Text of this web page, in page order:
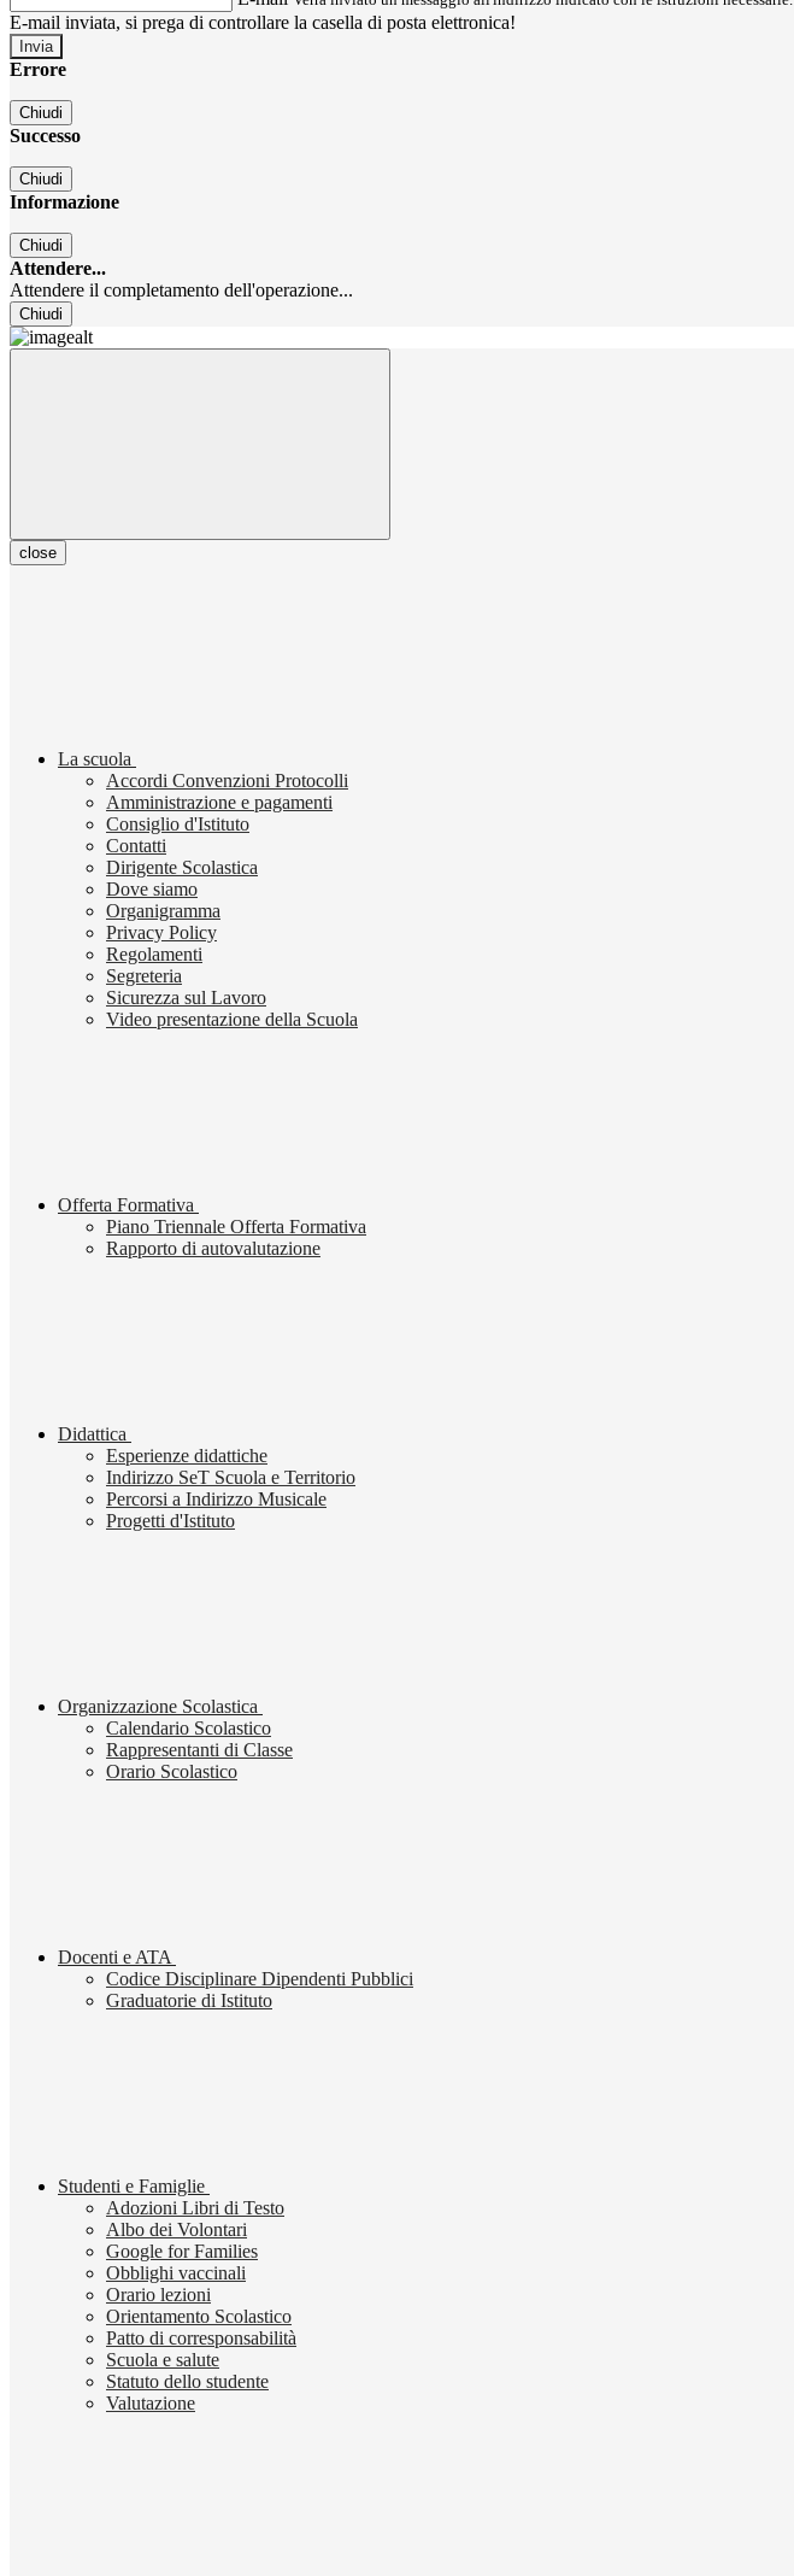
E-mail inviata, si prega di controllare la casella di posta elettronica!
Errore
Chiudi
Successo
Chiudi
Informazione
Chiudi
Attendere...
Attendere il completamento dell'operazione...
Chiudi
close
La scuola
Accordi Convenzioni Protocolli
Amministrazione e pagamenti
Consiglio d'Istituto
Contatti
Dirigente Scolastica
Dove siamo
Organigramma
Privacy Policy
Regolamenti
Segreteria
Sicurezza sul Lavoro
Video presentazione della Scuola
Offerta Formativa
Piano Triennale Offerta Formativa
Rapporto di autovalutazione
Didattica
Esperienze didattiche
Indirizzo SeT Scuola e Territorio
Percorsi a Indirizzo Musicale
Progetti d'Istituto
Organizzazione Scolastica
Calendario Scolastico
Rappresentanti di Classe
Orario Scolastico
Docenti e ATA
Codice Disciplinare Dipendenti Pubblici
Graduatorie di Istituto
Studenti e Famiglie
Adozioni Libri di Testo
Albo dei Volontari
Google for Families
Obblighi vaccinali
Orario lezioni
Orientamento Scolastico
Patto di corresponsabilità
Scuola e salute
Statuto dello studente
Valutazione